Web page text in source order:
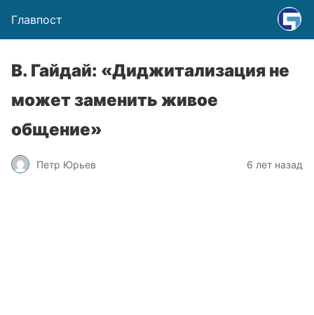
Главпост
В. Гайдай: «Диджитализация не
может заменить живое
общение»
Петр Юрьев 6 лет назад